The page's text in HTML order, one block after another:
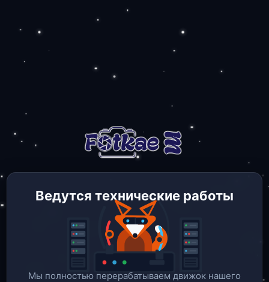
Ведутся технические работы
Мы полностью перерабатываем движок нашего